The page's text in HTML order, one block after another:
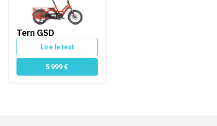
Tern GSD
Lire le test
5 999€